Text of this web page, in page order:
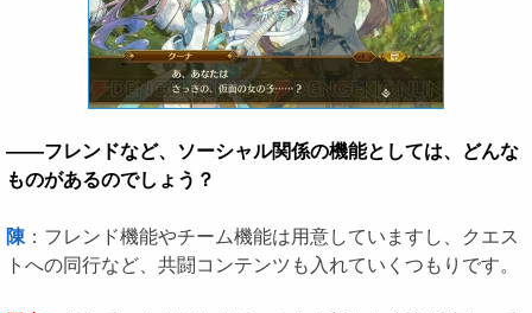
――フレンドなど、ソーシャル関係の機能としては、どんな
ものがあるのでしょう？
陳 ：フレンド機能やチーム機能は用意していますし、クエス
トへの同行など、共闘コンテンツも入れていくつもりです。